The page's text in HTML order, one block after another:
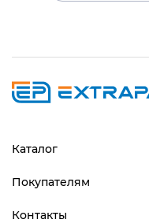
Каталог
Покупателям
Контакты